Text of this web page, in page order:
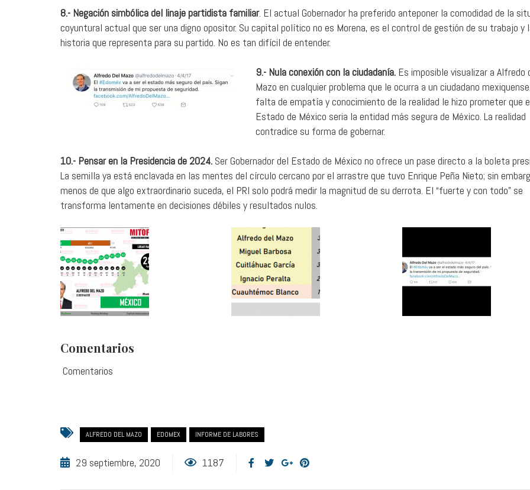
8.- Negación simbólica del linaje partidista familiar. El actual Gobernador ha preferido anteponer la comodidad de la
coyuntural actual que ser una digno opositor. Su capital político no es Morena, es el control de gestión de su trabajo y
historia que representa para su partido. No es tan difícil de entender.
9.- Nula conexión con la ciudadanía. Es imposible visualizar a Alfredo
Mazo en cualquier problema que le ocurra a un ciudadano
falta de empatía y conocimiento de la realidad le hizo prometer que
Estado de México seria la entidad más segura de México. La realidad
contradice su forma de gobernar.
10.- Pensar en la Presidencia de 2024. Ser Gobernador del Estado de México no ofrece un pase directo a la boleta
La semilla ya está enclavada en las mentes del círculo cercano por el arrastre que tuvo Enrique Peña Nieto; sin
menos de que algo extraordinario suceda, el PRI solo podrá medir la magnitud de su derrota. El “fuerte y con todo” se
transforma lentamente en decisiones débiles y resultados nulos.
Comentarios
Comentarios
ALFREDO DEL MAZO EDOMEX INFORME DE LABORES
29 septiembre, 2020 1187